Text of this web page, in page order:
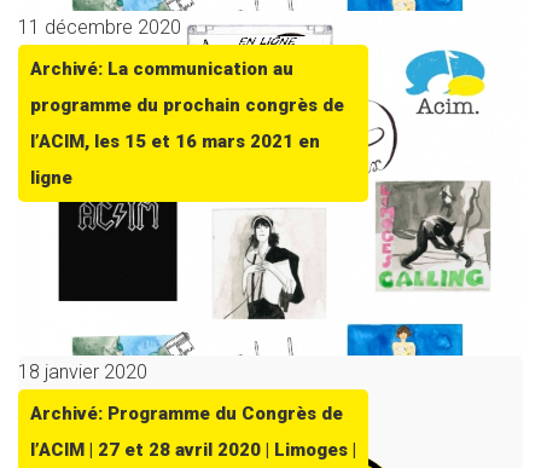
11 décembre 2020
Archivé: La communication au
programme du prochain congrès de
l’ACIM, les 15 et 16 mars 2021 en
ligne
18 janvier 2020
Archivé: Programme du Congrès de
l’ACIM | 27 et 28 avril 2020 | Limoges |